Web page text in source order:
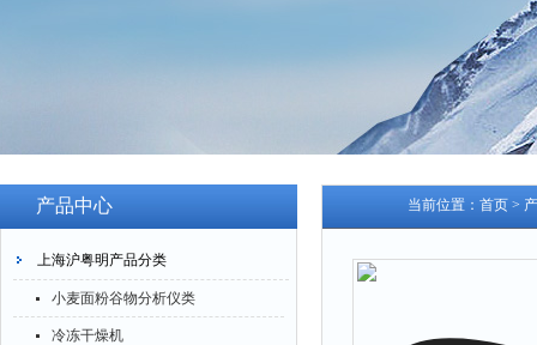
产品中心
上海沪粤明产品分类
小麦面粉谷物分析仪类
冷冻干燥机
当前位置： 首页 >